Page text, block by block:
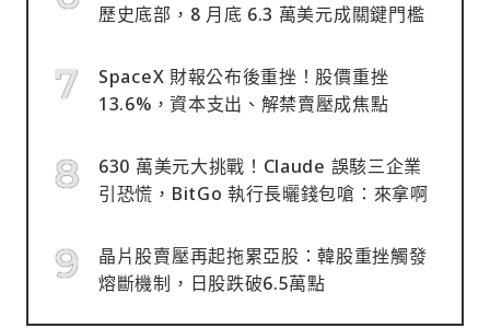
歷史底部，8 月底 6.3 萬美元成關鍵門檻
SpaceX 財報公布後重挫！股價重挫
13.6%，資本支出、解禁賣壓成焦點
630 萬美元大挑戰！Claude 誤駭三企業
引恐慌，BitGo 執行長曬錢包嗆：來拿啊
晶片股賣壓再起拖累亞股：韓股重挫觸發
熔斷機制，日股跌破6.5萬點